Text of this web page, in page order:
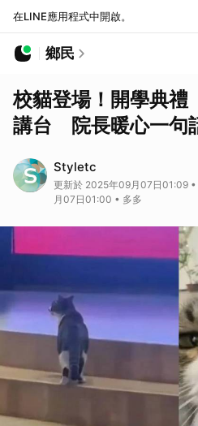
在LINE應用程式中開啟。
鄉民
校貓登場！開學典禮
講台 院長暖心一句
Styletc
更新於 2025年09月07日01:09
月07日01:00 • 多多